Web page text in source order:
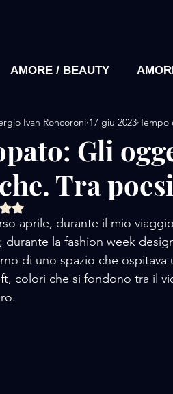
AMORE / BEAUTY
AMORE / DESIGN
LIFE AMORE/ MOVIE
AMORE / FOOD
Gli
Tra
Ivan Roncoroni 17 giu 2023 Tempo
NaN stelle su 5.
aprile, durante il mio
durante la fashion week
di uno spazio che ospitava
colori che si fondono tra il